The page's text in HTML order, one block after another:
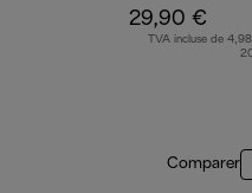
29,90 €
TVA incluse de
Comparer